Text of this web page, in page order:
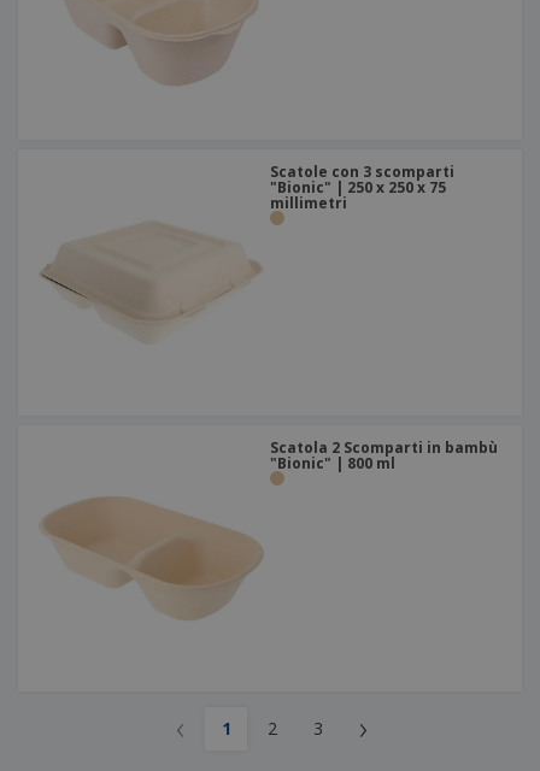
Scatole con 3 scomparti
"Bionic" | 250 x 250 x 75
millimetri
Scatola 2 Scomparti in bambù
"Bionic" | 800 ml
‹ 1 2 3 ›